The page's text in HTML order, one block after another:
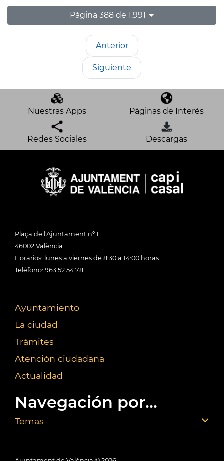
Página 388 de 1.991
Anterior
Siguiente
Nuestras Apps Páginas de Interés
Redes Sociales Descargas
Plaça de l'Ajuntament nº 1
46002 València
Horarios: lunes a viernes de 8:30 a 14:00 horas
Teléfono: 963 52 54 78
Ayuntamiento
La ciudad
Trámites
Atención ciudadana
Actualidad
Navegación por...
Temas